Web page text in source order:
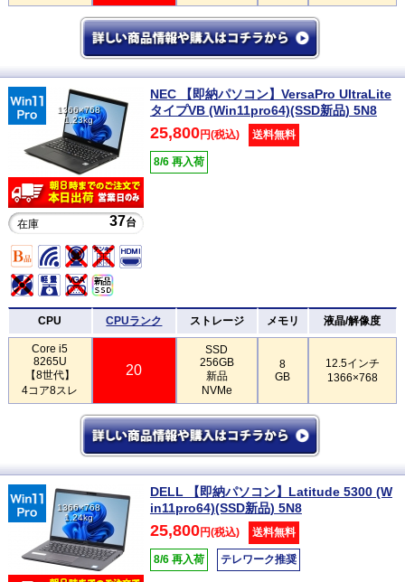
1366×768
1.23kg
在庫 37台
NEC 【即納パソコン】VersaPro UltraLite
タイプVB (Win11pro64)(SSD新品) 5N8
25,800円(税込) 送料無料
8/6 再入荷
CPU CPUランク ストレージ メモリ 液晶/解像度
Core i5
8265U
【8世代】
4コア8スレ
20
SSD
256GB
新品
NVMe
8
GB
12.5インチ
1366×768
1366×768
1.24kg
DELL 【即納パソコン】Latitude 5300 (W
in11pro64)(SSD新品) 5N8
25,800円(税込) 送料無料
8/6 再入荷 テレワーク推奨